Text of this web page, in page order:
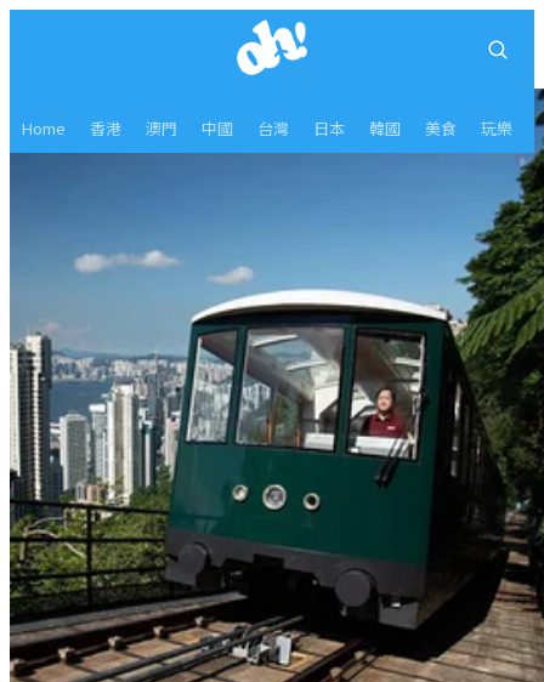
Home 香港 澳門 中國 台灣 日本 韓國 美食 玩樂